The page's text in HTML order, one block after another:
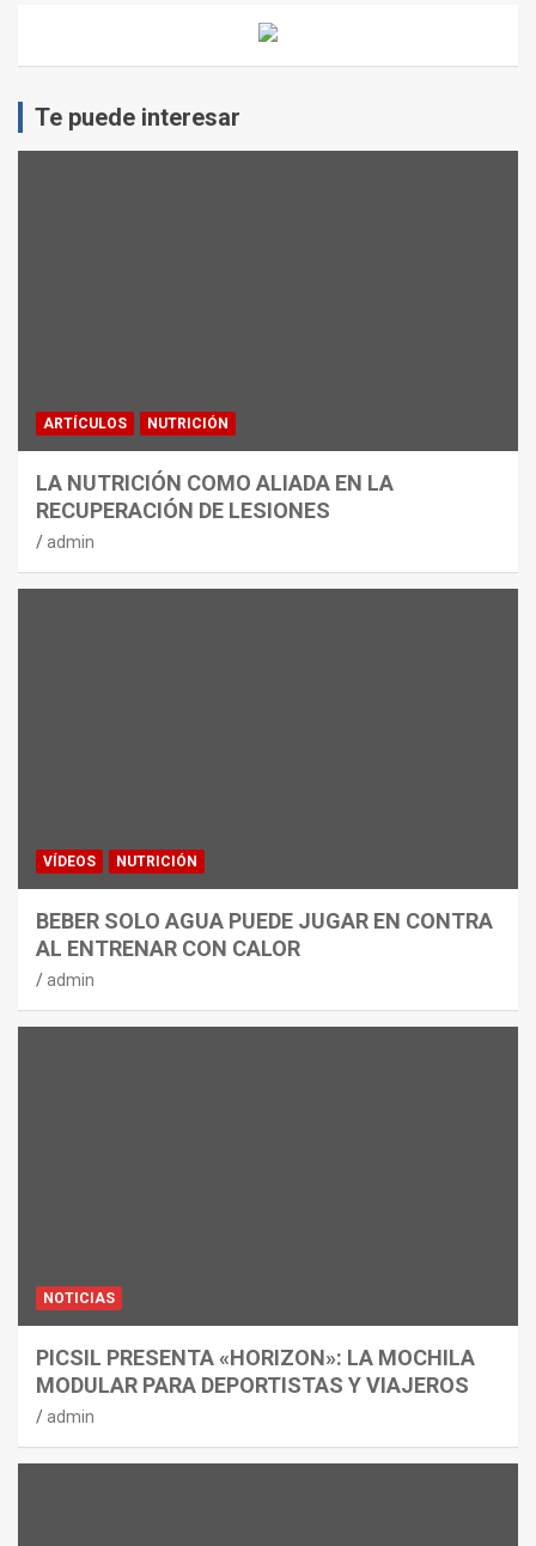
Te puede interesar
ARTÍCULOS NUTRICIÓN
LA NUTRICIÓN COMO ALIADA EN LA
RECUPERACIÓN DE LESIONES
admin
VÍDEOS NUTRICIÓN
BEBER SOLO AGUA PUEDE JUGAR EN CONTRA
AL ENTRENAR CON CALOR
admin
NOTICIAS
PICSIL PRESENTA «HORIZON»: LA MOCHILA
MODULAR PARA DEPORTISTAS Y VIAJEROS
admin